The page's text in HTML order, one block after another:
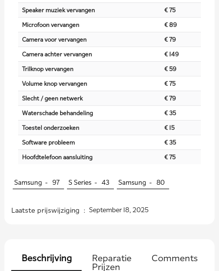
Speaker muziek vervangen
€ 75
Microfoon vervangen
€ 89
Camera voor vervangen
€ 79
Camera achter vervangen
€ 149
Trilknop vervangen
€ 59
Volume knop vervangen
€ 75
Slecht / geen netwerk
€ 79
Waterschade behandeling
€ 35
Toestel onderzoeken
€ 15
Software probleem
€ 35
Hoofdtelefoon aansluiting
€ 75
Samsung - 97 S Series - 43 Samsung - 80
Laatste prijswijziging : September 18, 2025
Beschrijving
Reparatie
Prijzen
Comments